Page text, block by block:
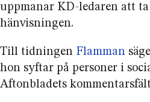
uppmanar KD-ledaren att
hänvisningen.
Till tidningen Flamman
hon syftar på personer i
Aftonbladets